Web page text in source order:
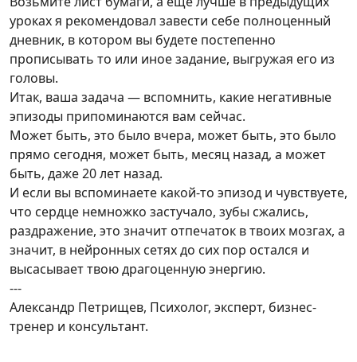
уроках я рекомендовал завести себе полноценный
дневник, в котором вы будете постепенно
прописывать то или иное задание, выгружая его из
головы.
Итак, ваша задача — вспомнить, какие негативные
эпизоды припоминаются вам сейчас.
Может быть, это было вчера, может быть, это было
прямо сегодня, может быть, месяц назад, а может
быть, даже 20 лет назад.
И если вы вспоминаете какой-то эпизод и чувствуете,
что сердце немножко застучало, зубы сжались,
раздражение, это значит отпечаток в твоих мозгах, а
значит, в нейронных сетях до сих пор остался и
высасывает твою драгоценную энергию.
---
Александр Петрищев, Психолог, эксперт, бизнес-
тренер и консультант.